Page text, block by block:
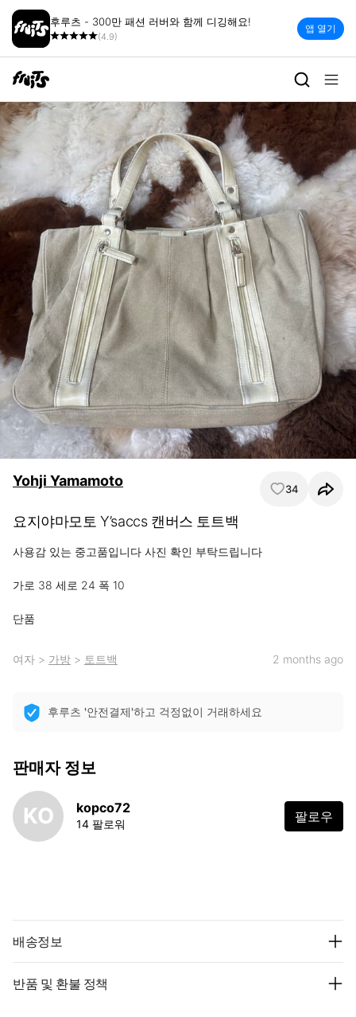
후루츠 - 300만 패션 러버와 함께 디깅해요!
(4.9)
앱 열기
Yohji Yamamoto 34
요지야마모토 Y’saccs 캔버스 토트백
사용감 있는 중고품입니다 사진 확인 부탁드립니다
가로 38 세로 24 폭 10
단품
여자 > 가방 > 토트백 2 months ago
후루츠 '안전결제'하고 걱정없이 거래하세요
판매자 정보
KO kopco72
14 팔로워 팔로우
배송정보
반품 및 환불 정책